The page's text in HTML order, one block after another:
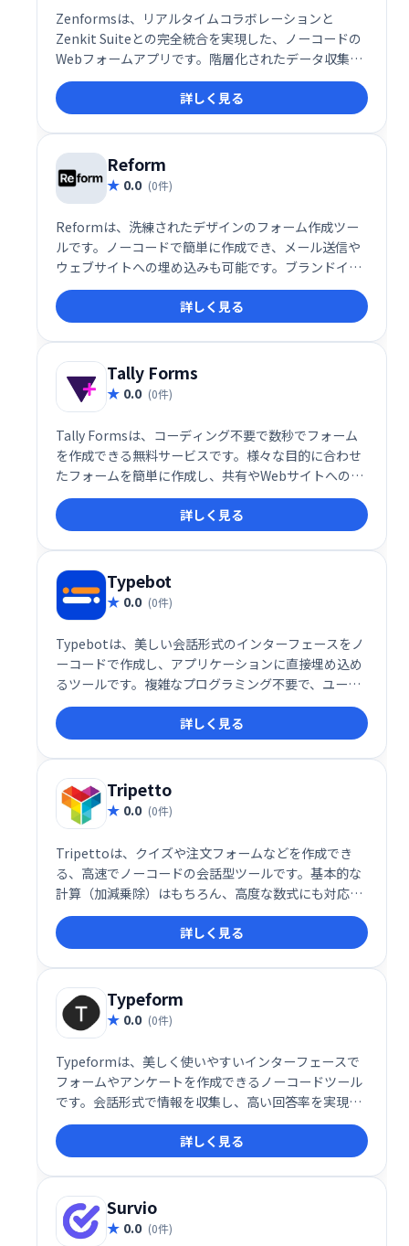
Zenformsは、リアルタイムコラボレーションと
Zenkit Suiteとの完全統合を実現した、ノーコードの
Webフォームアプリです。階層化されたデータ収集を
サブフォームで実現し、効率的な情報収集を可能にし
ます。複雑なフォームも簡単に作成でき、チームでの
共同作業にも最適です。
詳しく見る
Reform
0.0 (0件)
Reformは、洗練されたデザインのフォーム作成ツー
ルです。ノーコードで簡単に作成でき、メール送信や
ウェブサイトへの埋め込みも可能です。ブランドイメ
ージに合わせたフォームを迅速に作成し、効率的な情
報収集を実現します。詳しく見る
Tally Forms
0.0 (0件)
Tally Formsは、コーディング不要で数秒でフォーム
を作成できる無料サービスです。様々な目的に合わせ
たフォームを簡単に作成し、共有やWebサイトへの埋
め込みも可能です。手軽に利用できるため、個人から
企業まで幅広く活用できます。
詳しく見る
Typebot
0.0 (0件)
Typebotは、美しい会話形式のインターフェースをノ
ーコードで作成し、アプリケーションに直接埋め込め
るツールです。複雑なプログラミング不要で、ユーザ
ーフレンドリーな対話型体験を簡単に構築できます。
洗練されたデザインと直感的な操作性で、顧客エンゲ
ージメントを向上させましょう。
詳しく見る
Tripetto
0.0 (0件)
Tripettoは、クイズや注文フォームなどを作成でき
る、高速でノーコードの会話型ツールです。基本的な
計算（加減乗除）はもちろん、高度な数式にも対応。
この強力な機能は無料で利用できます！スマートな会
話設計で、効率的なフォーム作成を実現します。
詳しく見る
Typeform
0.0 (0件)
Typeformは、美しく使いやすいインターフェースで
フォームやアンケートを作成できるノーコードツール
です。会話形式で情報を収集し、高い回答率を実現し
ます。500以上のアプリと連携し、データの活用を促
進します。無料プランもあり、手軽に開始できます。
プロフェッショナルなフォーム作成で、業務効率化と
顧客満足度向上を目指しましょう。
詳しく見る
Survio
0.0 (0件)